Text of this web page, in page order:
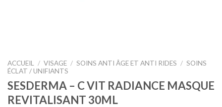
ACCUEIL / VISAGE / SOINS ANTI ÂGE ET ANTI RIDES / SOINS
ÉCLAT / UNIFIANTS
SESDERMA – C VIT RADIANCE MASQUE
REVITALISANT 30ML